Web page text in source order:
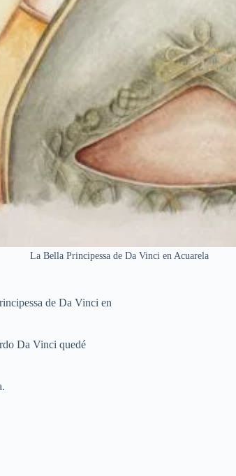
La Bella Principessa de Da Vinci en Acuarela
de Da Vinci en
Da Vinci quedé